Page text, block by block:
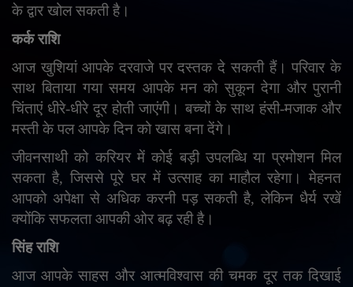
के द्वार खोल सकती है।
कर्क राशि
आज खुशियां आपके दरवाजे पर दस्तक दे सकती हैं। परिवार के
साथ बिताया गया समय आपके मन को सुकून देगा और पुरानी
चिंताएं धीरे-धीरे दूर होती जाएंगी। बच्चों के साथ हंसी-मजाक और
मस्ती के पल आपके दिन को खास बना देंगे।
जीवनसाथी को करियर में कोई बड़ी उपलब्धि या प्रमोशन मिल
सकता है, जिससे पूरे घर में उत्साह का माहौल रहेगा। मेहनत
आपको अपेक्षा से अधिक करनी पड़ सकती है,लेकिन धैर्य रखें
क्योंकि सफलता आपकी ओर बढ़ रही है।
सिंह राशि
आज आपके साहस और आत्मविश्वास की चमक दूर तक दिखाई